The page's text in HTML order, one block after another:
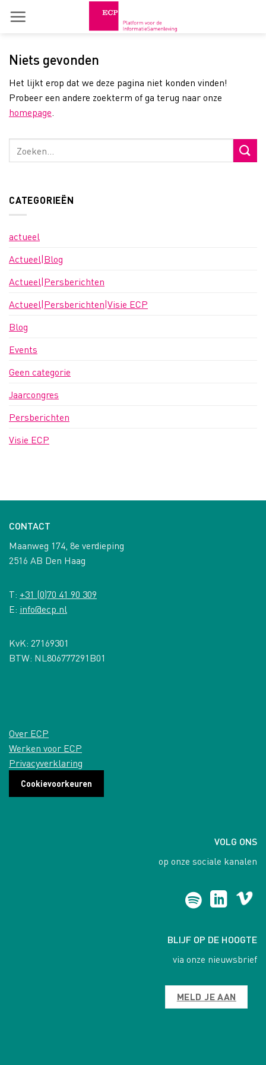
Niets gevonden
Het lijkt erop dat we deze pagina niet konden vinden!
Probeer een andere zoekterm of ga terug naar onze
homepage
CATEGORIEËN
actueel
Actueel|Blog
Actueel|Persberichten
Actueel|Persberichten|Visie ECP
Blog
Events
Geen categorie
Jaarcongres
Persberichten
Visie ECP
CONTACT
Maanweg 174, 8e verdieping
2516 AB Den Haag
T: +31 (0)70 41 90 309
E: info@ecp.nl
KvK: 27169301
BTW: NL806777291B01
Over ECP
Werken voor ECP
Privacyverklaring
Cookievoorkeuren
VOLG ONS
op onze sociale kanalen
BLIJF OP DE HOOGTE
via onze nieuwsbrief
MELD JE AAN